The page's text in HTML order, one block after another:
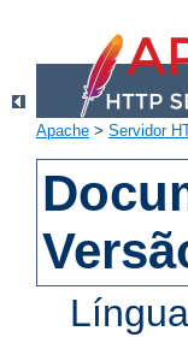
Apache > Servidor